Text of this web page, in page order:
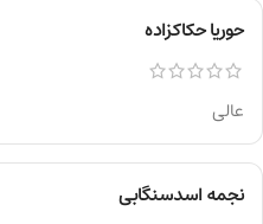
حوریا حکاکزاده
عالی
نجمه اسدسنگابی